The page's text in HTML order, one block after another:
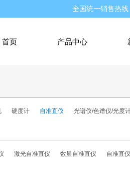
全国统一销售热线
首页 产品中心
硬度计 自准直仪 光谱仪/色谱仪/光度
激光自准直仪 数显自准直仪 自准直